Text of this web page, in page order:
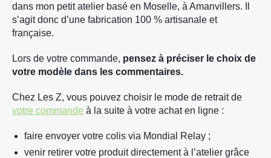
dans mon petit atelier basé en Moselle, à Amanvillers. Il
s’agit donc d’une fabrication 100 % artisanale et
française.
Lors de votre commande, pensez à préciser le choix de
votre modèle dans les commentaires.
Chez Les Z, vous pouvez choisir le mode de retrait de
votre commande à la suite à votre achat en ligne :
faire envoyer votre colis via Mondial Relay ;
venir retirer votre produit directement à l’atelier grâce